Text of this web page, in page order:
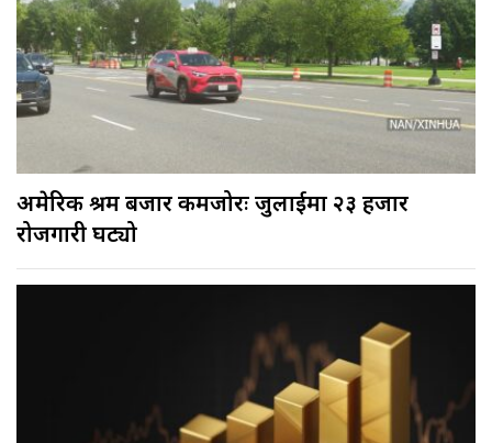
अमेरिकी श्रम बजार कमजोरः जुलाईमा २३ हजार
रोजगारी घट्यो